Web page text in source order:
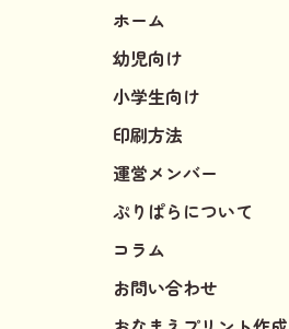
ホーム
幼児向け
小学生向け
印刷方法
運営メンバー
ぷりぱらについて
コラム
お問い合わせ